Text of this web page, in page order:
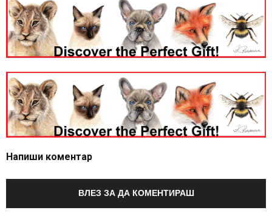
Напиши коментар
ВЛЕЗ ЗА ДА КОМЕНТИРАШ